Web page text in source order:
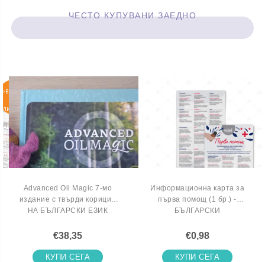
ЧЕСТО КУПУВАНИ ЗАЕДНО
>ВКЛЮЧИ
ЛИСТАТА
ЧАКАЩИТЕ
Advanced Oil Magic 7-мо
издание с твърди корици -
НА БЪЛГАРСКИ ЕЗИК
€38,35
КУПИ СЕГА
Информационна карта за
първа помощ (1 бр.) -
БЪЛГАРСКИ
€0,98
КУПИ СЕГА